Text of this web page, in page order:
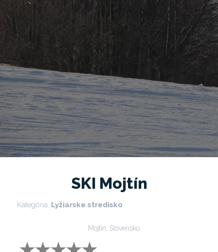
SKI Mojtín
Kategória: Lyžiarske stredisko
Mojtín, Slovensko